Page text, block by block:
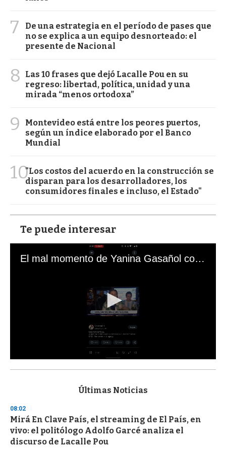
7
De una estrategia en el período de pases que
no se explica a un equipo desnorteado: el
presente de Nacional
8
Las 10 frases que dejó Lacalle Pou en su
regreso: libertad, política, unidad y una
mirada “menos ortodoxa”
9
Montevideo está entre los peores puertos,
según un índice elaborado por el Banco
Mundial
10"Los costos del acuerdo en la construcción se
disparan para los desarrolladores, los
consumidores finales e incluso, el Estado"
Te puede interesar
El mal momento de Yanina Gasañol con un hincha argentino en "Subrayado"
s
d
s
o
f
3
Últimas Noticias
08:02
Mirá En Clave País, el streaming de El País, en
vivo: el politólogo Adolfo Garcé analiza el
discurso de Lacalle Pou